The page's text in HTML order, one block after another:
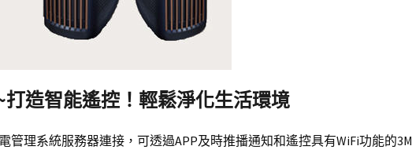
打造智能遙控！輕鬆淨化生活環境
管理系統服務器連接，可透過APP及時推播通知和遙控具有WiFi功能的3M